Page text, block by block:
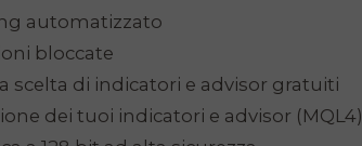
automatizzato
bloccate
scelta di indicatori e advisor gratuiti
dei tuoi indicatori e advisor (MQL4)